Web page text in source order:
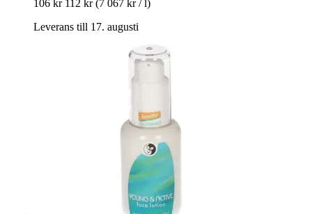
106 kr 112 kr (7 067 kr / l)
Leverans till 17. augusti